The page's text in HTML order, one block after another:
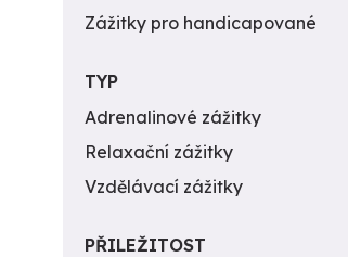
Zážitky pro handicapované
TYP
Adrenalinové zážitky
Relaxační zážitky
Vzdělávací zážitky
PŘILEŽITOST